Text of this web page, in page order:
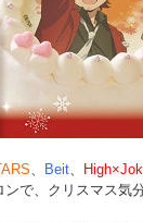
、 Beit、
で、クリスマス気